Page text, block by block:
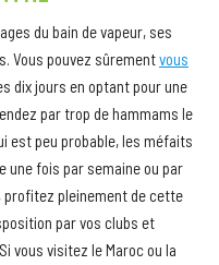
du bain de vapeur, ses
Vous pouvez sûrementvous
dix jours en optant pour une
par trop de hammams le
est peu probable, les méfaits
une fois par semaine ou par
profitez pleinement de cette
par vos clubs et
vous visitez le Maroc ou la